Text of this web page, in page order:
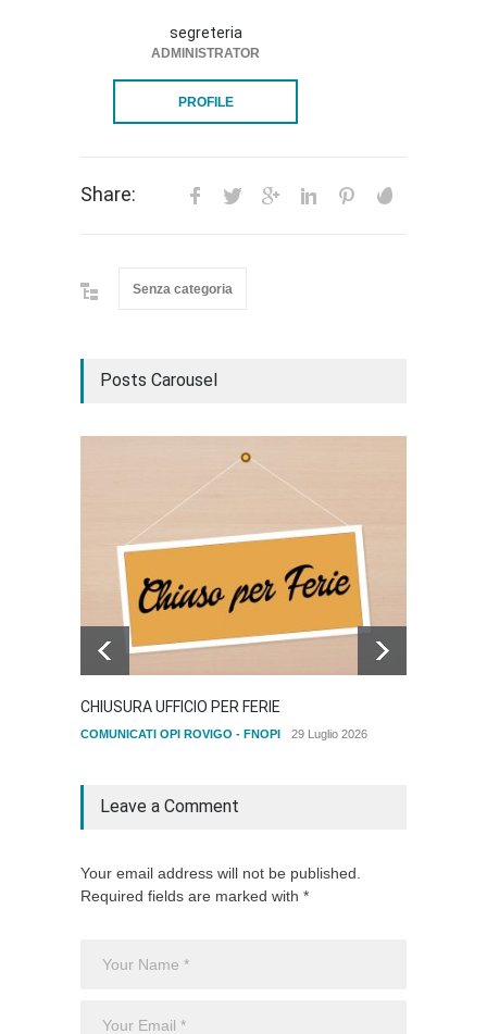
segreteria
ADMINISTRATOR
PROFILE
Share:
Senza categoria
Posts Carousel
CHIUSURA UFFICIO PER FERIE
COMUNICATI OPI ROVIGO - FNOPI 29 Luglio 2026
Leave a Comment
Your email address will not be published.
Required fields are marked with *